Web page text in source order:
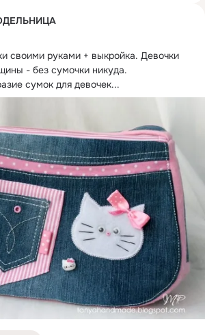
своими руками + выкройка. Девочки
- без сумочки никуда.
сумок для девочек...